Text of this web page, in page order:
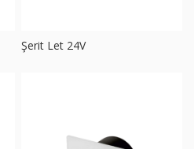
Şerit Let 24V